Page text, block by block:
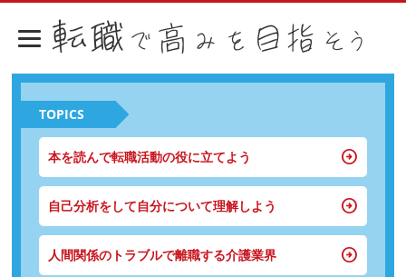
TOPICS
本を読んで転職活動の役に立てよう
自己分析をして自分について理解しよう
人間関係のトラブルで離職する介護業界